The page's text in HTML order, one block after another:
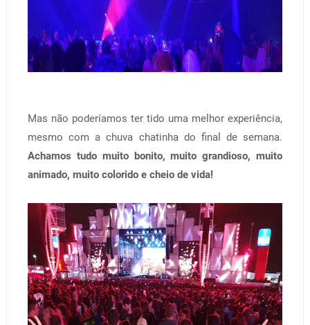
Mas não poderíamos ter tido uma melhor experiência,
mesmo com a chuva chatinha do final de semana.
Achamos tudo muito bonito, muito grandioso, muito
animado, muito colorido e cheio de vida!